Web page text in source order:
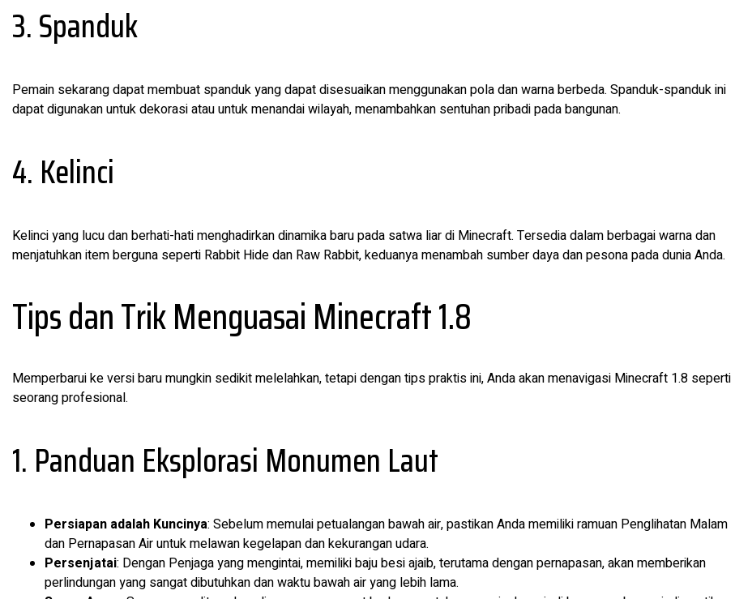
3. Spanduk
Pemain sekarang dapat membuat spanduk yang dapat disesuaikan menggunakan pola dan warna berbeda. Spanduk-spanduk ini
dapat digunakan untuk dekorasi atau untuk menandai wilayah, menambahkan sentuhan pribadi pada bangunan.
4. Kelinci
Kelinci yang lucu dan berhati-hati menghadirkan dinamika baru pada satwa liar di Minecraft. Tersedia dalam berbagai warna dan
menjatuhkan item berguna seperti Rabbit Hide dan Raw Rabbit, keduanya menambah sumber daya dan pesona pada dunia Anda.
Tips dan Trik Menguasai Minecraft 1.8
Memperbarui ke versi baru mungkin sedikit melelahkan, tetapi dengan tips praktis ini, Anda akan menavigasi Minecraft 1.8 seperti
seorang profesional.
1. Panduan Eksplorasi Monumen Laut
Persiapan adalah Kuncinya: Sebelum memulai petualangan bawah air, pastikan Anda memiliki ramuan Penglihatan Malam
dan Pernapasan Air untuk melawan kegelapan dan kekurangan udara.
Persenjatai: Dengan Penjaga yang mengintai, memiliki baju besi ajaib, terutama dengan pernapasan, akan memberikan
perlindungan yang sangat dibutuhkan dan waktu bawah air yang lebih lama.